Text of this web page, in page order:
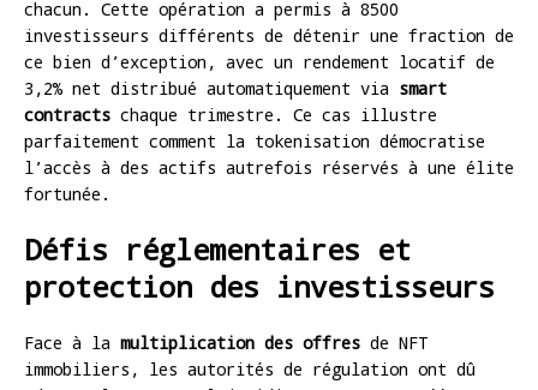
chacun. Cette opération a permis à 8500
investisseurs différents de détenir une fraction de
ce bien d’exception, avec un rendement locatif de
3,2% net distribué automatiquement via smart
contracts chaque trimestre. Ce cas illustre
parfaitement comment la tokenisation démocratise
l’accès à des actifs autrefois réservés à une élite
fortunée.
Défis réglementaires et
protection des investisseurs
Face à la multiplication des offres de NFT
immobiliers, les autorités de régulation ont dû